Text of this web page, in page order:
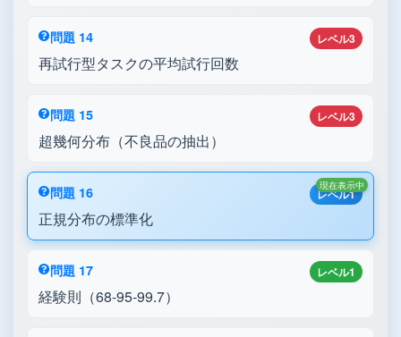
レベル3
問題 14
再試行型タスクの平均試行回数
レベル3
問題 15
超幾何分布（不良品の抽出）
レベル1
問題 16
正規分布の標準化
現在表示中
レベル1
問題 17
経験則（68-95-99.7）